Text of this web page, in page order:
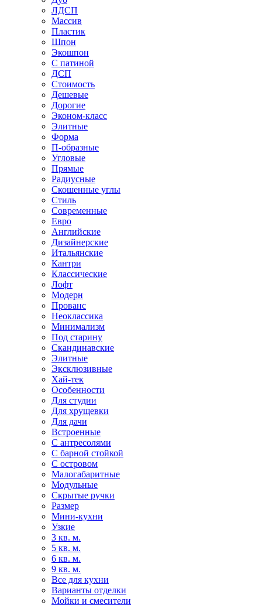
ЛДСП
Массив
Пластик
Шпон
Экошпон
С патиной
ДСП
Стоимость
Дешевые
Дорогие
Эконом-класс
Элитные
Форма
П-образные
Угловые
Прямые
Радиусные
Скошенные углы
Стиль
Современные
Евро
Английские
Дизайнерские
Итальянские
Кантри
Классические
Лофт
Модерн
Прованс
Неоклассика
Минимализм
Под старину
Скандинавские
Элитные
Эксклюзивные
Хай-тек
Особенности
Для студии
Для хрущевки
Для дачи
Встроенные
С антресолями
С барной стойкой
С островом
Малогабаритные
Модульные
Скрытые ручки
Размер
Мини-кухни
Узкие
3 кв. м.
5 кв. м.
6 кв. м.
9 кв. м.
Все для кухни
Варианты отделки
Мойки и смесители